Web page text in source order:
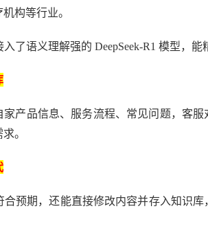
构等行业。
了语义理解强的 DeepSeek-R1 模型，能
产品信息、服务流程、常见问题，客
。
合预期，还能直接修改内容并存入知识